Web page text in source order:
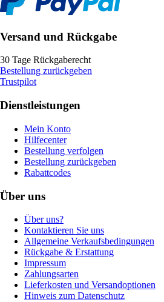
Versand und Rückgabe
30 Tage Rückgaberecht
Bestellung zurückgeben
Trustpilot
Dienstleistungen
Mein Konto
Hilfecenter
Bestellung verfolgen
Bestellung zurückgeben
Rabattcodes
Über uns
Über uns?
Kontaktieren Sie uns
Allgemeine Verkaufsbedingungen
Rückgabe & Erstattung
Impressum
Zahlungsarten
Lieferkosten und Versandoptionen
Hinweis zum Datenschutz